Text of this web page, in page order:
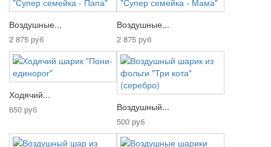
Воздушные...
2 875 руб
Воздушные...
2 875 руб
Ходячий...
650 руб Воздушный...
500 руб